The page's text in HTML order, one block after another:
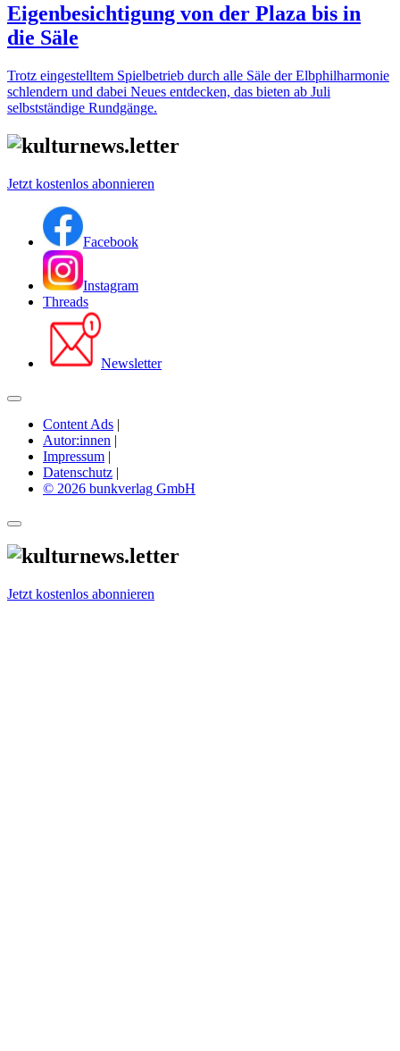
Eigenbesichtigung von der Plaza bis in
die Säle
Trotz eingestelltem Spielbetrieb durch alle Säle der Elbphilharmonie
schlendern und dabei Neues entdecken, das bieten ab Juli
selbstständige Rundgänge.
Jetzt kostenlos abonnieren
Facebook
Instagram
Threads
Newsletter
Content Ads |
Autor:innen |
Impressum |
Datenschutz |
© 2026 bunkverlag GmbH
Jetzt kostenlos abonnieren